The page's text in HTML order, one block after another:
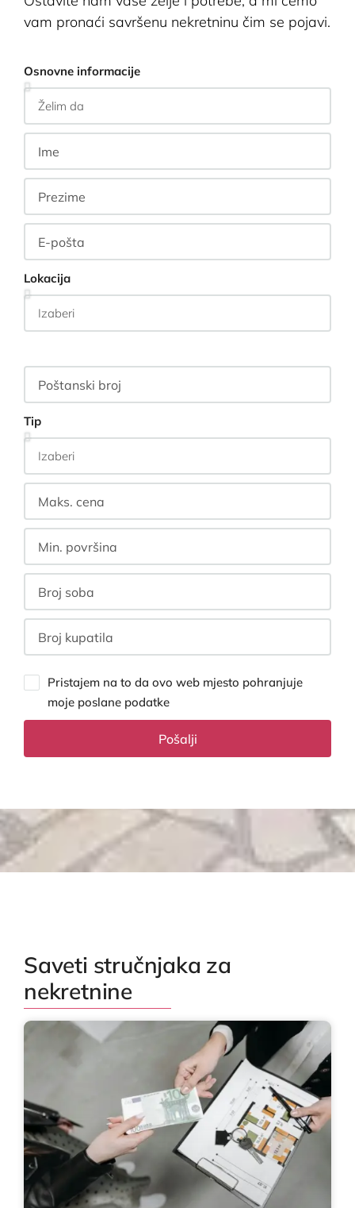
vam pronaći savršenu nekretninu čim se pojavi.
Osnovne informacije
Lokacija
Tip
Pristajem na to da ovo web mjesto pohranjuje
moje poslane podatke
Pošalji
Saveti stručnjaka za
nekretnine